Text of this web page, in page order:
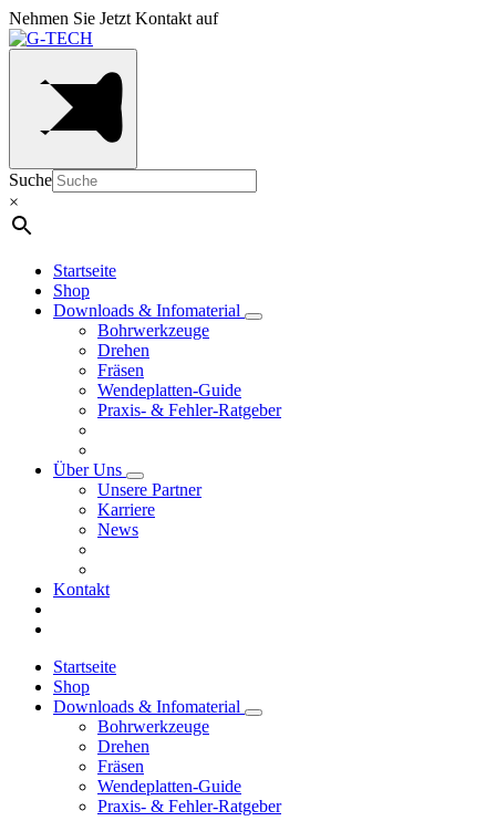
Nehmen Sie Jetzt Kontakt auf
Suche
×
Startseite
Shop
Downloads & Infomaterial
Bohrwerkzeuge
Drehen
Fräsen
Wendeplatten-Guide
Praxis- & Fehler-Ratgeber
Über Uns
Unsere Partner
Karriere
News
Kontakt
Startseite
Shop
Downloads & Infomaterial
Bohrwerkzeuge
Drehen
Fräsen
Wendeplatten-Guide
Praxis- & Fehler-Ratgeber